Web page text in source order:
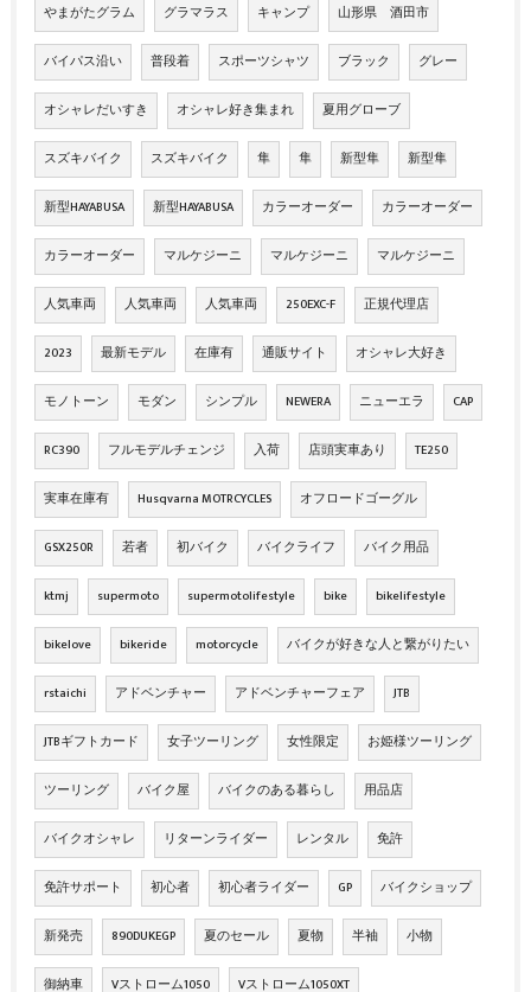
やまがたグラム グラマラス キャンプ 山形県 酒田市
バイパス沿い 普段着 スポーツシャツ ブラック グレー
オシャレだいすき オシャレ好き集まれ 夏用グローブ
スズキバイク スズキバイク 隼 隼 新型隼 新型隼
新型HAYABUSA 新型HAYABUSA カラーオーダー カラーオーダー
カラーオーダー マルケジーニ マルケジーニ マルケジーニ
人気車両 人気車両 人気車両 250EXC-F 正規代理店
2023 最新モデル 在庫有 通販サイト オシャレ大好き
モノトーン モダン シンプル NEWERA ニューエラ CAP
RC390 フルモデルチェンジ 入荷 店頭実車あり TE250
実車在庫有 Husqvarna MOTRCYCLES オフロードゴーグル
GSX250R 若者 初バイク バイクライフ バイク用品
ktmj supermoto supermotolifestyle bike bikelifestyle
bikelove bikeride motorcycle バイクが好きな人と繋がりたい
rstaichi アドベンチャー アドベンチャーフェア JTB
JTBギフトカード 女子ツーリング 女性限定 お姫様ツーリング
ツーリング バイク屋 バイクのある暮らし 用品店
バイクオシャレ リターンライダー レンタル 免許
免許サポート 初心者 初心者ライダー GP バイクショップ
新発売 890DUKEGP 夏のセール 夏物 半袖 小物
御納車 Vストローム1050 Vストローム1050XT